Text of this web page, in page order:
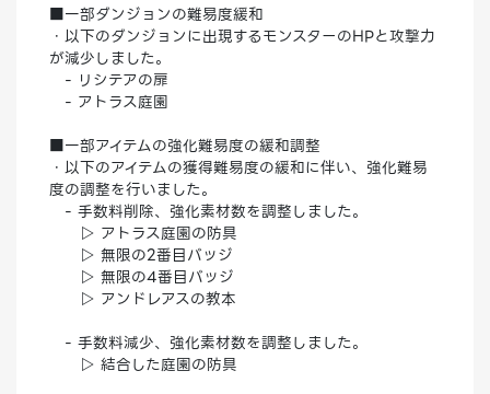
■一部ダンジョンの難易度緩和
・以下のダンジョンに出現するモンスターのHPと攻撃力
が減少しました。
- リシテアの扉
- アトラス庭園
■一部アイテムの強化難易度の緩和調整
・以下のアイテムの獲得難易度の緩和に伴い、強化難易
度の調整を行いました。
- 手数料削除、強化素材数を調整しました。
▷ アトラス庭園の防具
▷ 無限の2番目バッジ
▷ 無限の4番目バッジ
▷ アンドレアスの教本
- 手数料減少、強化素材数を調整しました。
▷ 結合した庭園の防具